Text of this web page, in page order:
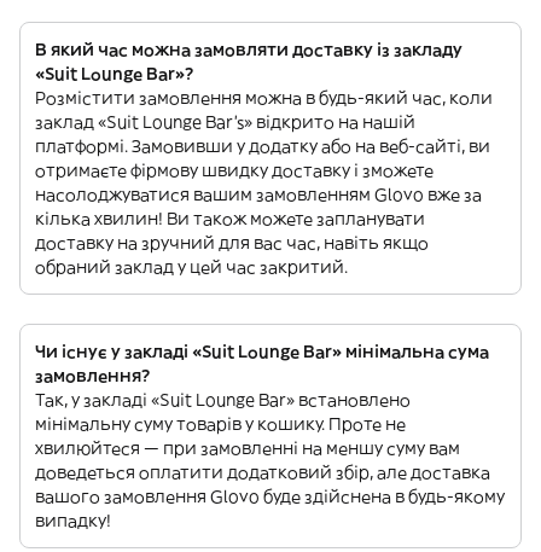
В який час можна замовляти доставку із закладу
«Suit Lounge Bar»?
Розмістити замовлення можна в будь-який час, коли
заклад «Suit Lounge Bar’s» відкрито на нашій
платформі. Замовивши у додатку або на веб-сайті, ви
отримаєте фірмову швидку доставку і зможете
насолоджуватися вашим замовленням Glovo вже за
кілька хвилин! Ви також можете запланувати
доставку на зручний для вас час, навіть якщо
обраний заклад у цей час закритий.
Чи існує у закладі «Suit Lounge Bar» мінімальна сума
замовлення?
Так, у закладі «Suit Lounge Bar» встановлено
мінімальну суму товарів у кошику. Проте не
хвилюйтеся — при замовленні на меншу суму вам
доведеться оплатити додатковий збір, але доставка
вашого замовлення Glovo буде здійснена в будь-якому
випадку!